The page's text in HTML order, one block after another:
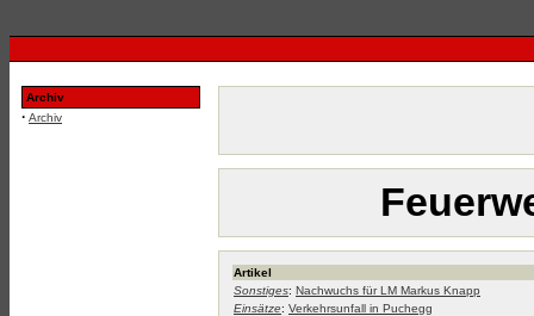
Archiv
· Archiv
Artikel
Sonstiges: Nachwuchs für LM Markus Knapp
Einsätze: Verkehrsunfall in Puchegg